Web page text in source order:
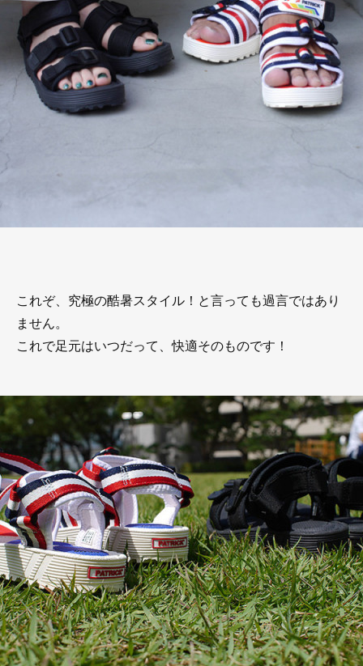
これぞ、究極の酷暑スタイル！と言っても過言ではあり
ません。
これで足元はいつだって、快適そのものです！